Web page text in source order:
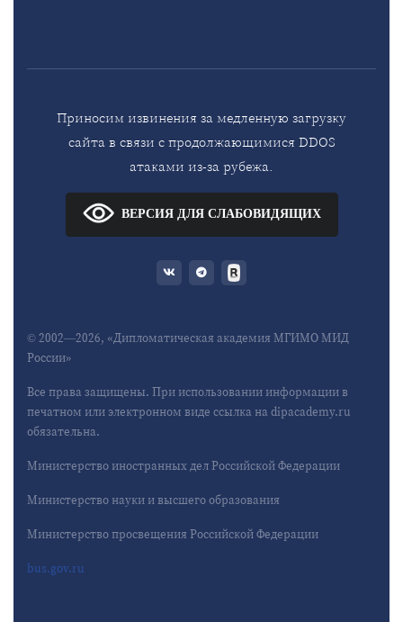
Приносим извинения за медленную загрузку
сайта в связи с продолжающимися DDOS
атаками из-за рубежа.
ВЕРСИЯ ДЛЯ СЛАБОВИДЯЩИХ
© 2002—2026, «Дипломатическая академия МГИМО МИД
России»
Все права защищены. При использовании информации в
печатном или электронном виде ссылка на dipacademy.ru
обязательна.
Министерство иностранных дел Российской Федерации
Министерство науки и высшего образования
Министерство просвещения Российской Федерации
bus.gov.ru